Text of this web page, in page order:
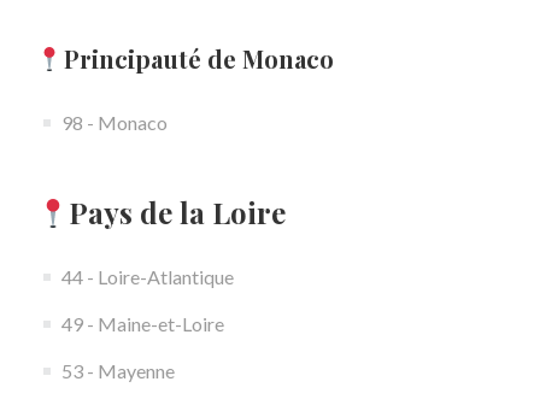
Principauté de Monaco
98 - Monaco
Pays de la Loire
44 - Loire-Atlantique
49 - Maine-et-Loire
53 - Mayenne